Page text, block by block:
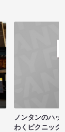
ノンタンのハッ
わくピクニック